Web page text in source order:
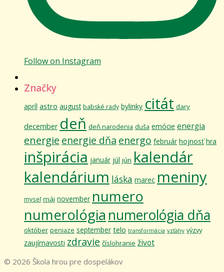
Follow on Instagram
Značky
apríl astro august babské rady bylinky citát dary
december deň deň narodenia duša emócie energia
energie energie dňa energo február hojnosť hra
inšpirácia január júl jún kalendár
kalendárium láska marec meniny
myseľ máj november numero
numerológia numerológia dňa
október peniaze september telo transformácia vzťahy výzvy
zaujímavosti zdravie číslohranie život
© 2026 Škola hrou pre dospelákov